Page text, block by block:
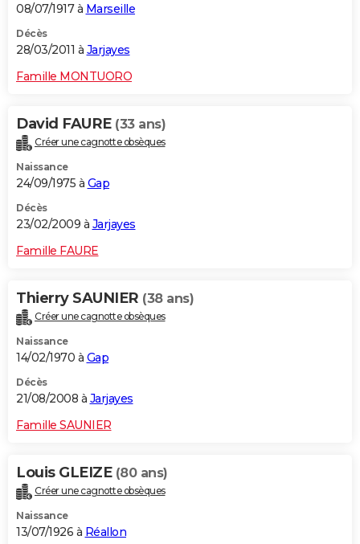
08/07/1917 à Marseille
Décès
28/03/2011 à Jarjayes
Famille MONTUORO
David FAURE (33 ans)
Créer une cagnotte obsèques
Naissance
24/09/1975 à Gap
Décès
23/02/2009 à Jarjayes
Famille FAURE
Thierry SAUNIER (38 ans)
Créer une cagnotte obsèques
Naissance
14/02/1970 à Gap
Décès
21/08/2008 à Jarjayes
Famille SAUNIER
Louis GLEIZE (80 ans)
Créer une cagnotte obsèques
Naissance
13/07/1926 à Réallon